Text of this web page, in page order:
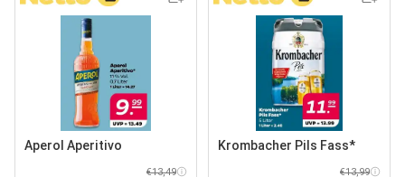
Aperol Aperitivo
€13,49
Krombacher Pils Fass*
€13,99